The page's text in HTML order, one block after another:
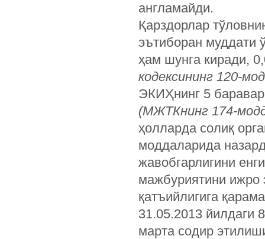
англамайди.
Қарздорлар
эътиборан муддати
ҳам шунга киради,
кодексининг 120-
ЭКИҲнинг 5
(МЖТКнинг 174-
ҳолларда солиқ
моддаларида
жавобгарлигини
мажбуриятини ижро
қатъий­лигига
31.05.2013 йилдаги
марта содир